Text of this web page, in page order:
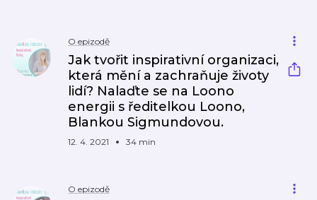
O epizodě
Jak tvořit inspirativní organizaci,
která mění a zachraňuje životy
lidí? Nalaďte se na Loono
energii s ředitelkou Loono,
Blankou Sigmundovou.
12. 4. 2021 34 min
O epizodě